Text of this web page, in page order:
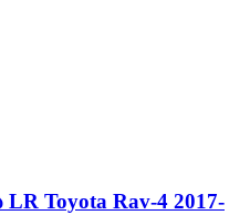
Toyota Rav-4 2017-